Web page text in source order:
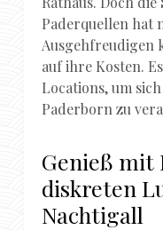
Paderquellen hat
Ausgehfreudigen
auf ihre Kosten.
Locations, um
Paderborn zu
Genieß mit
diskreten
Nachtigall